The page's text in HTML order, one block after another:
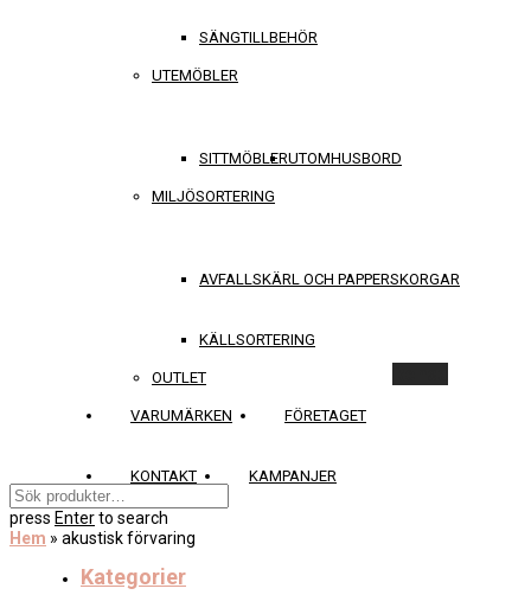
SÄNGTILLBEHÖR
UTEMÖBLER
SITTMÖBLERUTOMHUSBORD
MILJÖSORTERING
AVFALLSKÄRL OCH PAPPERSKORGAR
KÄLLSORTERING
OUTLET
VARUMÄRKEN FÖRETAGET
KONTAKT KAMPANJER
press Enterto search
Hem » akustisk förvaring
Kategorier